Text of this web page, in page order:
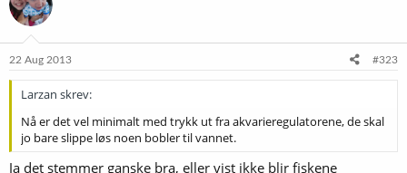
22 Aug 2013 #323
Larzan skrev:
Nå er det vel minimalt med trykk ut fra akvarieregulatorene, de skal
jo bare slippe løs noen bobler til vannet.
Ja det stemmer ganske bra, eller vist ikke blir fiskene